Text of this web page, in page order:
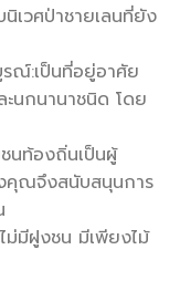
เวศป่าชายเลนที่ยัง
ณ์:เป็นที่อยู่อาศัย
นกนานาชนิด โดย
นท้องถิ่นเป็นผู้
คุณจึงสนับสนุนการ
ม่มีฝูงชน มีเพียงไม้